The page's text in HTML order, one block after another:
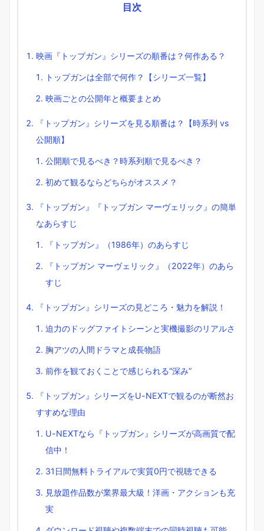
目次
映画『トップガン』シリーズの順番は？何作ある？
トップガンは全部で何作？【シリーズ一覧】
映画ごとの公開年と概要まとめ
『トップガン』シリーズを見る順番は？【時系列 vs
公開順】
公開順で見るべき？時系列順で見るべき？
初めて観るならどちらがオススメ？
『トップガン』『トップガン マーヴェリック』の簡単
なあらすじ
『トップガン』（1986年）のあらすじ
『トップガン マーヴェリック』（2022年）のあら
すじ
『トップガン』シリーズの見どころ・魅力を解説！
迫力のドッグファイトシーンと実機撮影のリアルさ
胸アツの人間ドラマと成長物語
前作を観ておくことで感じられる“深み”
『トップガン』シリーズをU-NEXTで観るのが断然お
すすめな理由
U-NEXTなら『トップガン』シリーズが高画質で配
信中！
31日間無料トライアルで実質0円で視聴できる
見放題作品数が業界最大級！洋画・アクションも充
実